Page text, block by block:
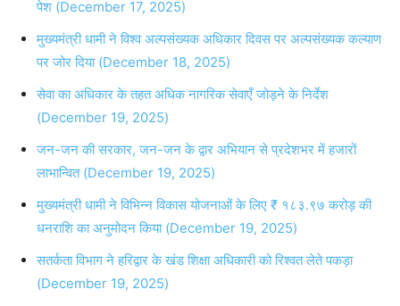
पेश (December 17, 2025)
मुख्यमंत्री धामी ने विश्व अल्पसंख्यक अधिकार दिवस पर अल्पसंख्यक कल्याण
पर जोर दिया (December 18, 2025)
सेवा का अधिकार के तहत अधिक नागरिक सेवाएँ जोड़ने के निर्देश
(December 19, 2025)
जन-जन की सरकार, जन-जन के द्वार अभियान से प्रदेशभर में हजारों
लाभान्वित (December 19, 2025)
मुख्यमंत्री धामी ने विभिन्न विकास योजनाओं के लिए ₹ १८३.९७ करोड़ की
धनराशि का अनुमोदन किया (December 19, 2025)
सतर्कता विभाग ने हरिद्वार के खंड शिक्षा अधिकारी को रिश्वत लेते पकड़ा
(December 19, 2025)